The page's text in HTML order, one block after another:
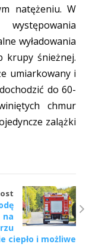
natężeniu. W
wyładowania
krupy śnieżnej.
umiarkowany i
do 60-
chmur
zalążki
na
ciepło i możliwe